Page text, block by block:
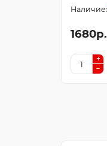
1680р.